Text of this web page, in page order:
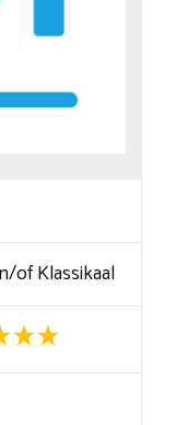
of Klassikaal